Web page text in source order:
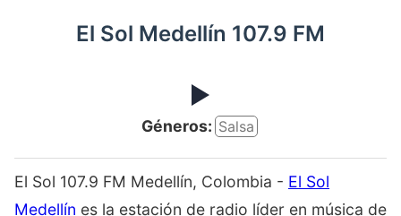
El Sol Medellín 107.9 FM
Géneros: Salsa
El Sol 107.9 FM Medellín, Colombia - El Sol
Medellín es la estación de radio líder en música de